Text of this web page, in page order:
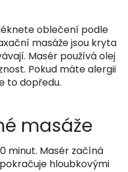
oblečení podle
masáže jsou kryta
Masér používá olej
Pokud máte alergii
to dopředu.
masáže
minut. Masér začíná
hloubkovými